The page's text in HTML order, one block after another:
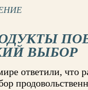
ВЫБОР
ответили, что